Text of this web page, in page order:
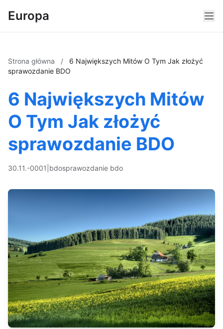
Europa
Strona główna /
6 Największych Mitów O Tym Jak złożyć
sprawozdanie BDO
6 Największych Mitów
O Tym Jak złożyć
sprawozdanie BDO
30.11.-0001 bdosprawozdanie bdo